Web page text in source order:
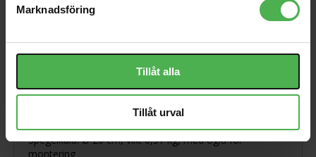
Marknadsföring
Tillåt alla
Tillåt urval
Innehåll:
Motor för rotation (MD-1015)
Färghjul med motor (röd, gul, grön, blå)
Kedja med snabbkoppling
Spegelkula: Ø 20 cm, vikt 0,57 kg, med ögla för
montering